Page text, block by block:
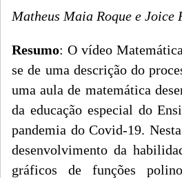
Matheus Maia Roque e Joice
Resumo: O vídeo
se de uma descrição do
uma aula de matemática
da educação especial do
pandemia do Covid-19.
desenvolvimento da
gráficos de funções